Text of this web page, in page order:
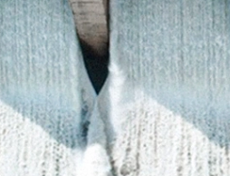
Biblioteca de documentos
Saúde e Segurança do
Patrocínios
Compensar Emissões
Resposta da Demanda
Subsidiárias